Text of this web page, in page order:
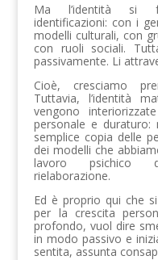
Ma l’identità si
identificazioni: con i
modelli culturali, con
con ruoli sociali.
passivamente. Li
Cioè, cresciamo
Tuttavia, l’identità
vengono
personale e
semplice copia delle
dei modelli che
lavoro psichico
rielaborazione.
Ed è proprio qui che
per la crescita
profondo, vuol dire
in modo passivo e
sentita, assunta